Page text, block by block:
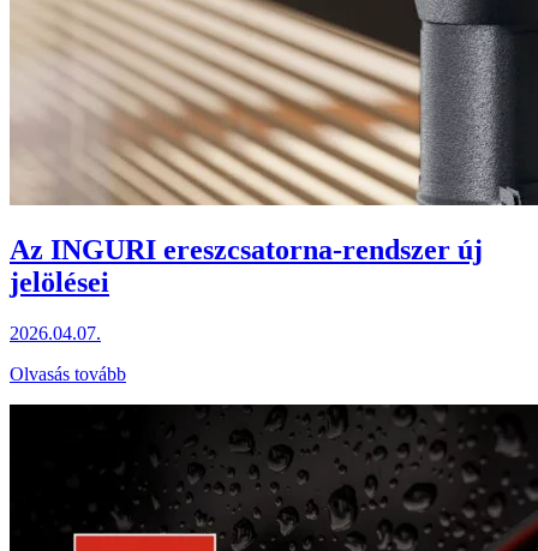
Az INGURI ereszcsatorna-rendszer új
jelölései
2026.04.07.
Olvasás tovább